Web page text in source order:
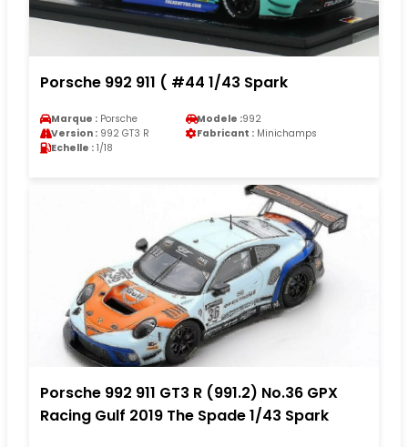
Porsche 992 911 ( #44 1/43 Spark
Marque : Porsche Modele :992
Version : 992 GT3 R Fabricant : Minichamps
Echelle : 1/18
Porsche 992 911 GT3 R (991.2) No.36 GPX
Racing Gulf 2019 The Spade 1/43 Spark